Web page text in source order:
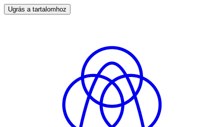
Ugrás a tartalomhoz